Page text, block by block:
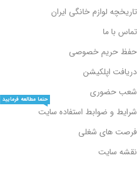
تاریخچه لوازم خانگی ایران
تماس با ما
حفظ حریم خصوصی
دریافت اپلکیشن
شعب حضوری
شرایط و ضوابط استفاده سایت
حتما مطالعه فرمایید
فرصت های شغلی
نقشه سایت